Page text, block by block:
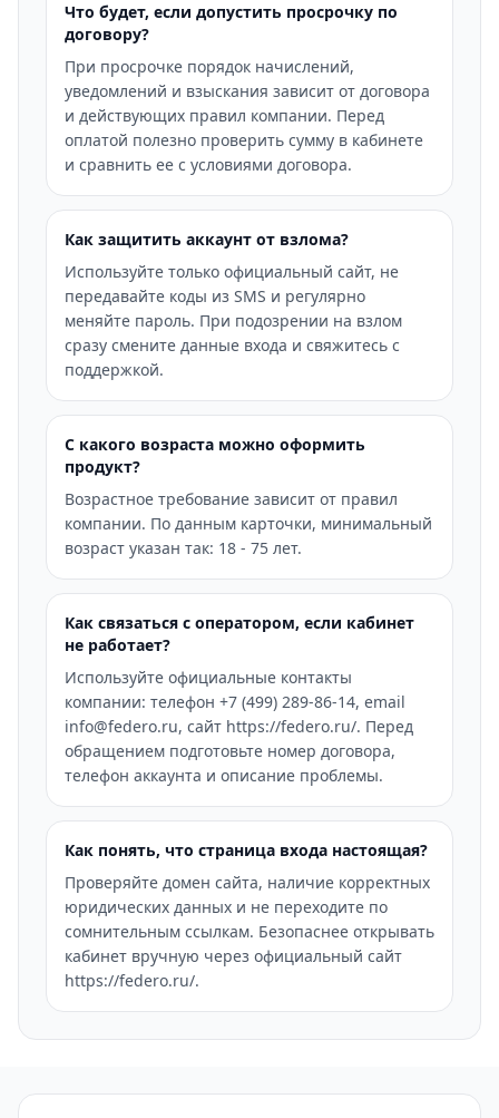
Что будет, если допустить просрочку по
договору?
При просрочке порядок начислений,
уведомлений и взыскания зависит от договора
и действующих правил компании. Перед
оплатой полезно проверить сумму в кабинете
и сравнить ее с условиями договора.
Как защитить аккаунт от взлома?
Используйте только официальный сайт, не
передавайте коды из SMS и регулярно
меняйте пароль. При подозрении на взлом
сразу смените данные входа и свяжитесь с
поддержкой.
С какого возраста можно оформить
продукт?
Возрастное требование зависит от правил
компании. По данным карточки, минимальный
возраст указан так: 18 - 75 лет.
Как связаться с оператором, если кабинет
не работает?
Используйте официальные контакты
компании: телефон +7 (499) 289-86-14, email
info@federo.ru, сайт https://federo.ru/. Перед
обращением подготовьте номер договора,
телефон аккаунта и описание проблемы.
Как понять, что страница входа настоящая?
Проверяйте домен сайта, наличие корректных
юридических данных и не переходите по
сомнительным ссылкам. Безопаснее открывать
кабинет вручную через официальный сайт
https://federo.ru/.